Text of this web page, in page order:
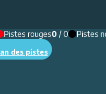
Pistes rouges0 / 0 Pistes
des pistes